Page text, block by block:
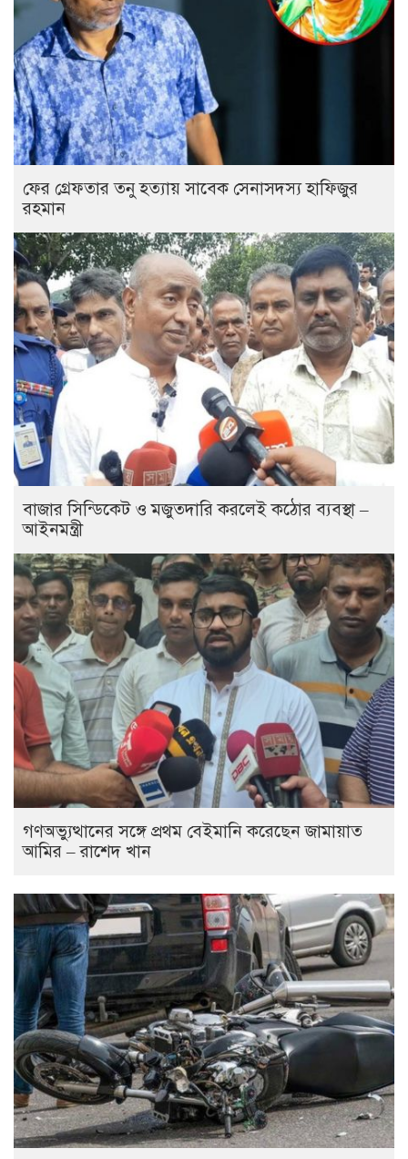
ফের গ্রেফতার তনু হত্যায় সাবেক সেনাসদস্য হাফিজুর
রহমান
বাজার সিন্ডিকেট ও মজুতদারি করলেই কঠোর ব্যবস্থা –
আইনমন্ত্রী
গণঅভ্যুত্থানের সঙ্গে প্রথম বেইমানি করেছেন জামায়াত
আমির – রাশেদ খান